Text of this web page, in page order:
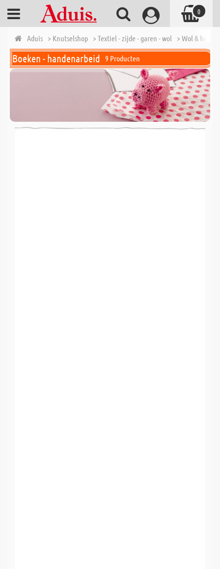
Aduis > Knutselshop > Textiel - zijde - garen - wol > Wol &
Boeken - handenarbeid 9 Producten
0